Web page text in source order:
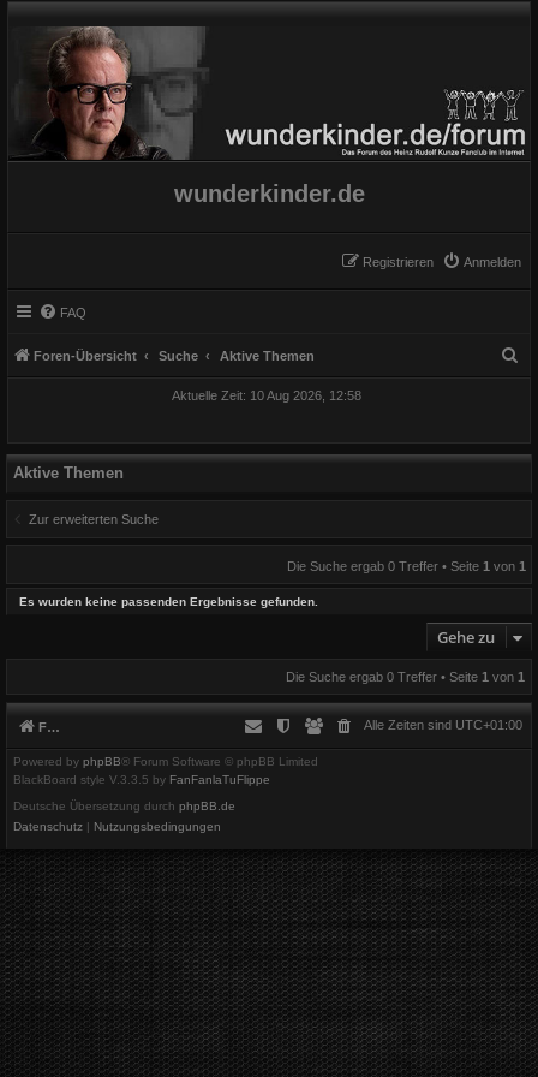
wunderkinder.de
Anmelden
Registrieren
FAQ
Foren-Übersicht Suche Aktive Themen
Aktuelle Zeit: 10 Aug 2026, 12:58
Aktive Themen
Zur erweiterten Suche
Die Suche ergab 0 Treffer • Seite 1 von 1
Es wurden keine passenden Ergebnisse gefunden.
Gehe zu
Die Suche ergab 0 Treffer • Seite 1 von 1
Foren-Übersicht Alle Zeiten sind UTC+01:00
Powered by phpBB® Forum Software © phpBB Limited
BlackBoard style V.3.3.5 by FanFanlaTuFlippe
Deutsche Übersetzung durch phpBB.de
Datenschutz | Nutzungsbedingungen